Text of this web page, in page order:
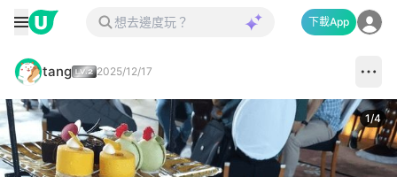
下載App
tang 2025/12/17
1/4